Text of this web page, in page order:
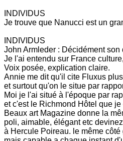
INDIVIDUS
Je trouve que Nanucci est un
INDIVIDUS
John Armleder : Décidément
Je l'ai entendu sur France
Voix posée, explication claire.
Annie me dit qu'il cite Fluxus
et surtout qu'on le situe par
Moi je l'ai situé à l'époque par
et c'est le Richmond Hôtel que
Beaux art Magazine donne la
poli, aimable, élégant etc
à Hercule Poireau. le même